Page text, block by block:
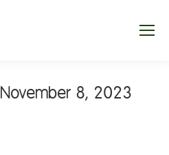
November 8, 2023